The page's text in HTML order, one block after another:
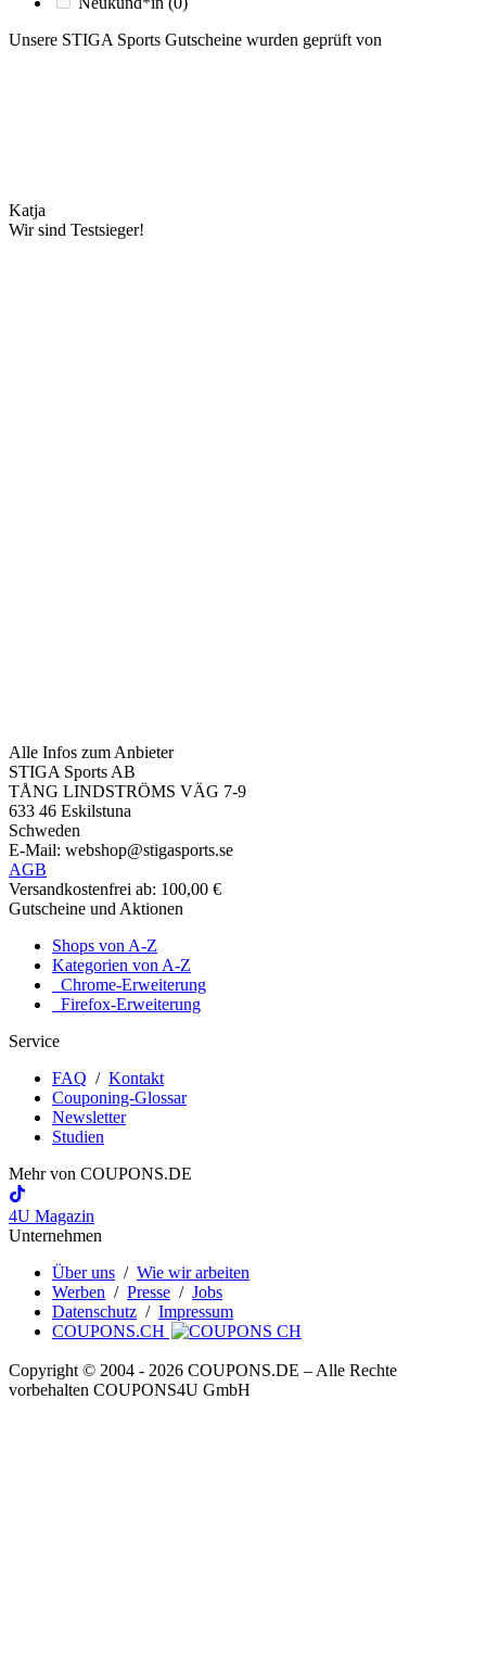
Unsere STIGA Sports Gutscheine wurden geprüft von
Katja
Wir sind Testsieger!
Alle Infos zum Anbieter
STIGA Sports AB
TÅNG LINDSTRÖMS VÄG 7-9
633 46 Eskilstuna
Schweden
E-Mail: webshop@stigasports.se
AGB
Versandkostenfrei ab: 100,00 €
Gutscheine und Aktionen
Shops von A-Z
Kategorien von A-Z
Chrome-Erweiterung
Firefox-Erweiterung
Service
FAQ / Kontakt
Couponing-Glossar
Newsletter
Studien
Mehr von COUPONS.DE
4U Magazin
Unternehmen
Über uns / Wie wir arbeiten
Werben / Presse / Jobs
Datenschutz / Impressum
COUPONS.CH
Copyright © 2004 ‐ 2026 COUPONS.DE – Alle Rechte
vorbehalten COUPONS4U GmbH